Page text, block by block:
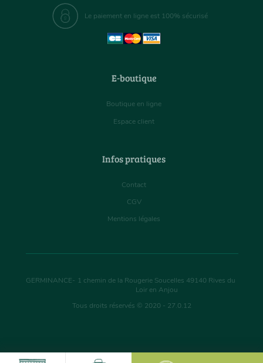
Le paiement en ligne est 100% sécurisé
E-boutique
Boutique en ligne
Espace client
Infos pratiques
Contact
CGV
Mentions légales
GERMINANCE- 1 chemin de la Rougerie Soucelles 49140 Rives du
Loir en Anjou
Tous droits réservés © 2020 - 27.0.12